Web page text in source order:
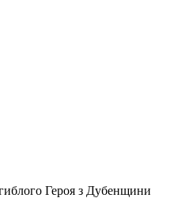
Героя з Дубенщини